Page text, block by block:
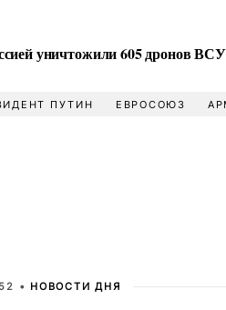
уничтожили 605 дронов ВСУ
ПУТИН ЕВРОСОЮЗ
• НОВОСТИ ДНЯ